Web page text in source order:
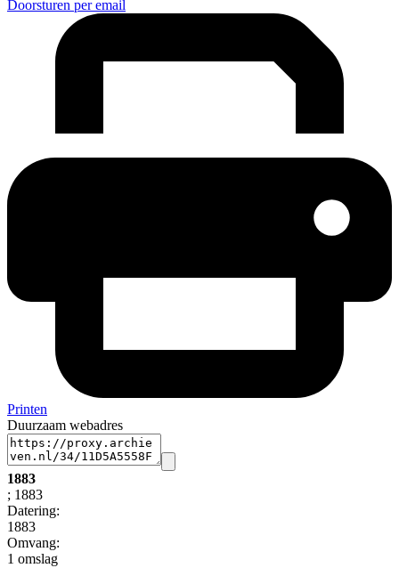
Doorsturen per email
Printen
Duurzaam webadres
1883
; 1883
Datering:
1883
Omvang:
1 omslag